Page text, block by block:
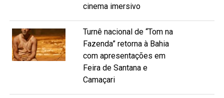
cinema imersivo
Turnê nacional de “Tom na
Fazenda” retorna à Bahia
com apresentações em
Feira de Santana e
Camaçari